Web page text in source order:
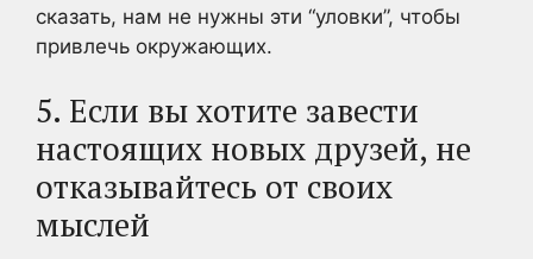
сказать, нам не нужны эти “уловки”, чтобы
привлечь окружающих.
5. Если вы хотите завести
настоящих новых друзей, не
отказывайтесь от своих
мыслей